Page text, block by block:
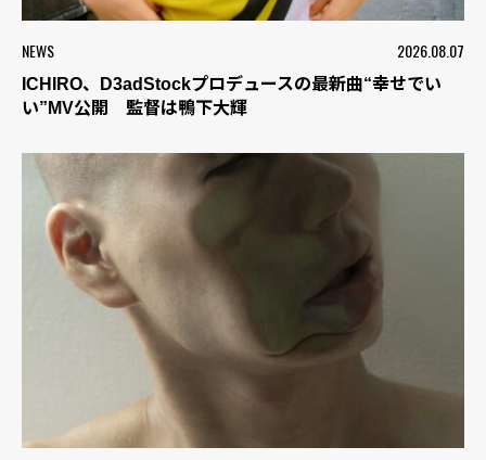
NEWS 2026.08.07
ICHIRO、D3adStockプロデュースの最新曲“幸せでい
い”MV公開 監督は鴨下大輝